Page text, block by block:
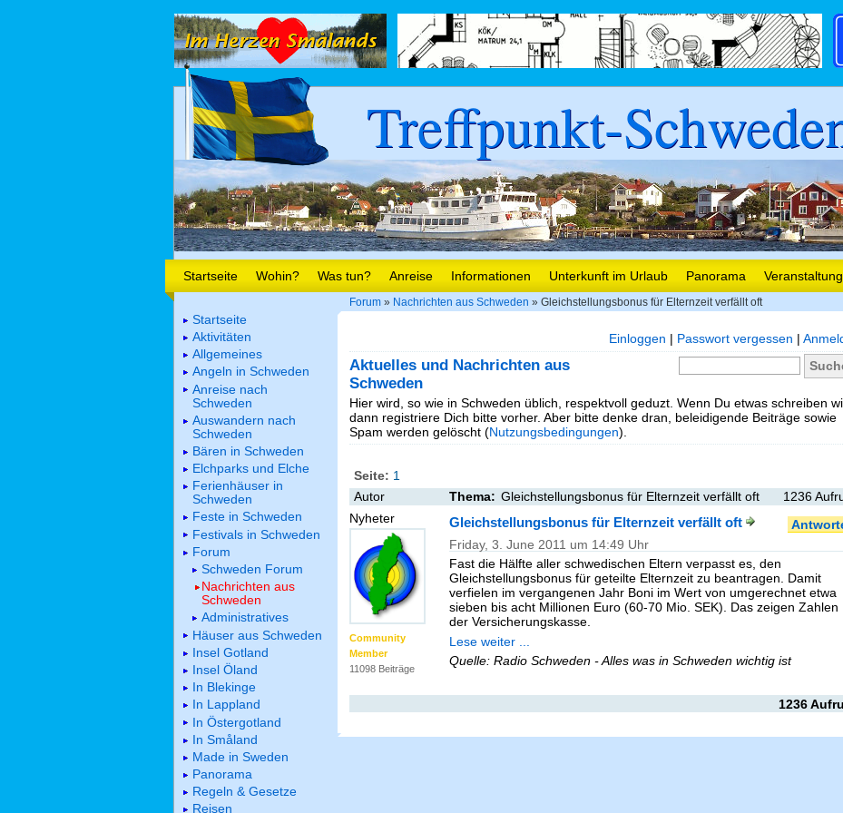
Treffpunkt-
Startseite Wohin? Was tun? Anreise Informationen Unterkunft im Urlaub Panorama
Forum » Nachrichten aus Schweden » Gleichstellungsbonus für Elternzeit verfällt oft
Einloggen | Passwort vergessen |
Aktuelles und Nachrichten aus
Schweden
Hier wird, so wie in Schweden üblich, respektvoll geduzt. Wenn Du etwas schreiben
dann registriere Dich bitte vorher. Aber bitte denke dran, beleidigende Beiträge sowie
Spam werden gelöscht (Nutzungsbedingungen).
Seite: 1
Autor
Thema: Gleichstellungsbonus für Elternzeit verfällt oft
1236
Nyheter
Community
Member
11098 Beiträge
Gleichstellungsbonus für Elternzeit verfällt oft
Friday, 3. June 2011 um 14:49 Uhr
Fast die Hälfte aller schwedischen Eltern verpasst es, den
Gleichstellungsbonus für geteilte Elternzeit zu beantragen. Damit
verfielen im vergangenen Jahr Boni im Wert von umgerechnet etwa
sieben bis acht Millionen Euro (60-70 Mio. SEK). Das zeigen Zahlen
der Versicherungskasse.
Lese weiter ...
Quelle: Radio Schweden - Alles was in Schweden wichtig ist
1236
Startseite
Aktivitäten
Allgemeines
Angeln in Schweden
Anreise nach
Schweden
Auswandern nach
Schweden
Bären in Schweden
Elchparks und Elche
Ferienhäuser in
Schweden
Feste in Schweden
Festivals in Schweden
Forum
Schweden Forum
Nachrichten aus
Schweden
Administratives
Häuser aus Schweden
Insel Gotland
Insel Öland
In Blekinge
In Lappland
In Östergotland
In Småland
Made in Sweden
Panorama
Regeln & Gesetze
Reisen